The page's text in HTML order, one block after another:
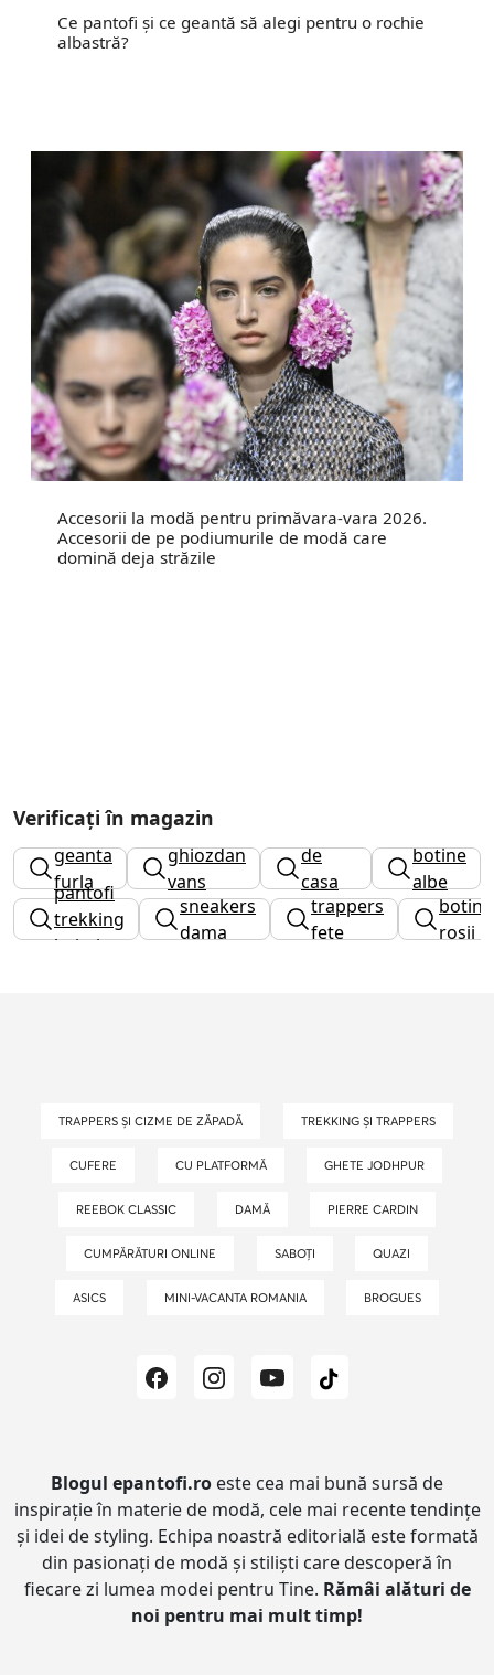
Ce pantofi și ce geantă să alegi pentru o rochie
albastră?
Accesorii la modă pentru primăvara-vara 2026.
Accesorii de pe podiumurile de modă care
domină deja străzile
Verificați în magazin
geanta
furla
ghiozdan
vans
de
casa
dama
botine
albe
pantofi
trekking
baieti
sneakers
dama
trappers
fete
botine
rosii
TRAPPERS ȘI CIZME DE ZĂPADĂ TREKKING ȘI TRAPPERS
CUFERE CU PLATFORMĂ GHETE JODHPUR
REEBOK CLASSIC DAMĂ PIERRE CARDIN
CUMPĂRĂTURI ONLINE SABOȚI QUAZI
ASICS MINI-VACANTA ROMANIA BROGUES
Blogul epantofi.ro este cea mai bună sursă de
inspirație în materie de modă, cele mai recente tendințe
și idei de styling. Echipa noastră editorială este formată
din pasionați de modă și stiliști care descoperă în
fiecare zi lumea modei pentru Tine. Rămâi alături de
noi pentru mai mult timp!